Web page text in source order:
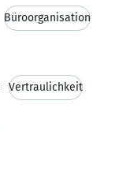
Büroorganisation
Vertraulichkeit